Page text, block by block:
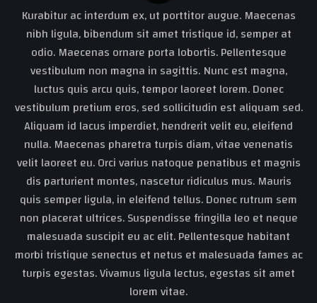
Kurabitur ac interdum ex, ut porttitor augue. Maecenas
nibh ligula, bibendum sit amet tristique id, semper at
odio. Maecenas ornare porta lobortis. Pellentesque
vestibulum non magna in sagittis. Nunc est magna,
luctus quis arcu quis, tempor laoreet lorem. Donec
vestibulum pretium eros, sed sollicitudin est aliquam sed.
Aliquam id lacus imperdiet, hendrerit velit eu, eleifend
nulla. Maecenas pharetra turpis diam, vitae venenatis
velit laoreet eu. Orci varius natoque penatibus et magnis
dis parturient montes, nascetur ridiculus mus. Mauris
quis semper ligula, in eleifend tellus. Donec rutrum sem
non placerat ultrices. Suspendisse fringilla leo et neque
malesuada suscipit eu ac elit. Pellentesque habitant
morbi tristique senectus et netus et malesuada fames ac
turpis egestas. Vivamus ligula lectus, egestas sit amet
lorem vitae.